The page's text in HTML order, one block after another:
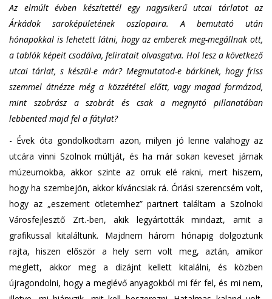
Az elmúlt évben készítettél egy nagysikerű utcai tárlatot az
Árkádok saroképületének oszlopaira. A bemutató után
hónapokkal is lehetett látni, hogy az emberek meg-megállnak ott,
a tablók képeit csodálva, feliratait olvasgatva. Hol lesz a következő
utcai tárlat, s készül-e már? Megmutatod-e bárkinek, hogy friss
szemmel átnézze még a közzététel előtt, vagy magad formázod,
mint szobrász a szobrát és csak a megnyitó pillanatában
lebbented majd fel a fátylat?
- Évek óta gondolkodtam azon, milyen jó lenne valahogy az
utcára vinni Szolnok múltját, és ha már sokan keveset járnak
múzeumokba, akkor szinte az orruk elé rakni, mert hiszem,
hogy ha szembejön, akkor kíváncsiak rá. Óriási szerencsém volt,
hogy az „eszement ötletemhez” partnert találtam a Szolnoki
Városfejlesztő Zrt.-ben, akik legyártották mindazt, amit a
grafikussal kitaláltunk. Majdnem három hónapig dolgoztunk
rajta, hiszen először a hely sem volt meg, aztán, amikor
meglett, akkor meg a dizájnt kellett kitalálni, és közben
újragondolni, hogy a meglévő anyagokból mi fér fel, és mi nem,